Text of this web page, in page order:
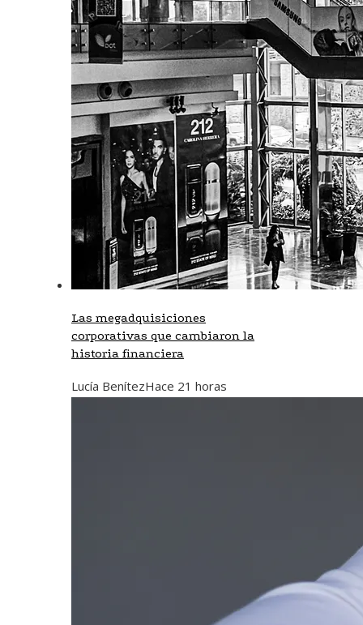
Las megadquisiciones
corporativas que cambiaron la
historia financiera
Lucía BenítezHace 21 horas